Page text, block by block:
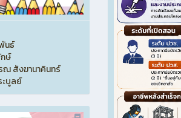
นธ์
ษ์
ณ สังฆานาคินทร์
ะบูลย์